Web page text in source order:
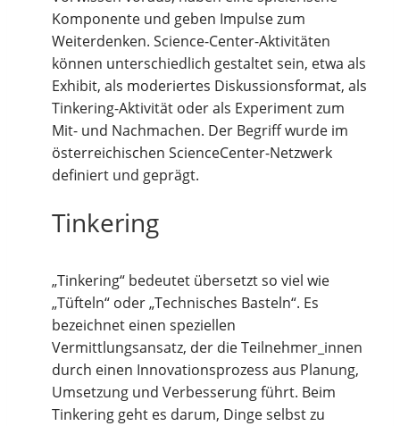
Komponente und geben Impulse zum
Weiterdenken. Science-Center-Aktivitäten
können unterschiedlich gestaltet sein, etwa als
Exhibit, als moderiertes Diskussionsformat, als
Tinkering-Aktivität oder als Experiment zum
Mit- und Nachmachen. Der Begriff wurde im
österreichischen ScienceCenter-Netzwerk
definiert und geprägt.
Tinkering
„Tinkering“ bedeutet übersetzt so viel wie
„Tüfteln“ oder „Technisches Basteln“. Es
bezeichnet einen speziellen
Vermittlungsansatz, der die Teilnehmer_innen
durch einen Innovationsprozess aus Planung,
Umsetzung und Verbesserung führt. Beim
Tinkering geht es darum, Dinge selbst zu